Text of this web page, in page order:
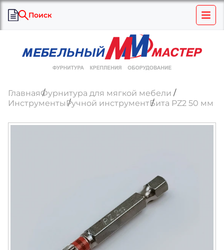
Поиск
ГлавнаяФурнитура для мягкой мебели
Инструменты Ручной инструментБита PZ2 50 мм